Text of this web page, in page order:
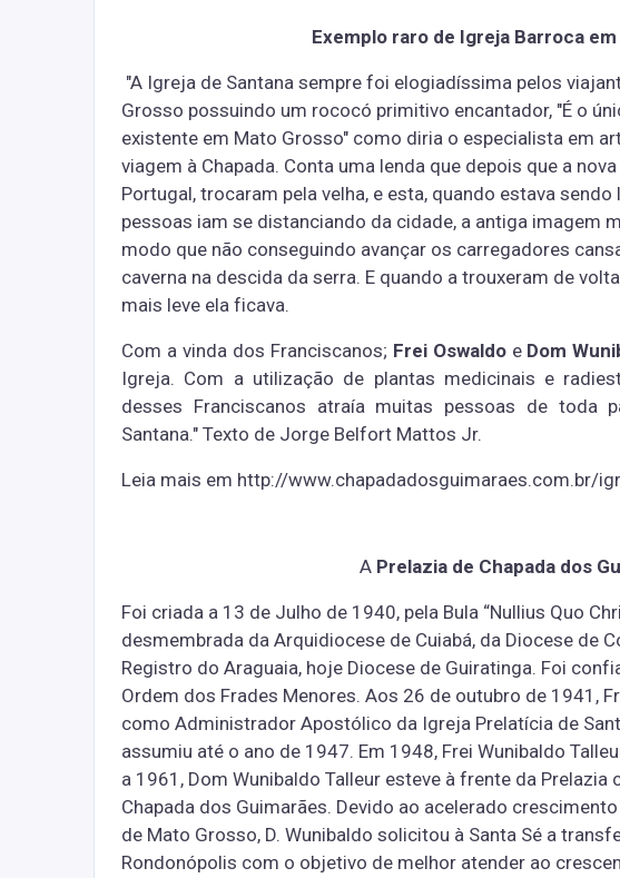
Exemplo raro de Igreja Barroca
"A Igreja de Santana sempre foi elogiadíssima pelos
Grosso possuindo um rococó primitivo encantador, "É o
existente em Mato Grosso" como diria o especialista em
viagem à Chapada. Conta uma lenda que depois que a
Portugal, trocaram pela velha, e esta, quando estava
pessoas iam se distanciando da cidade, a antiga imagem
modo que não conseguindo avançar os carregadores
caverna na descida da serra. E quando a trouxeram de
mais leve ela ficava.
Com a vinda dos Franciscanos; Frei Oswaldoe Dom
Igreja. Com a utilização de plantas medicinais e
desses Franciscanos atraía muitas pessoas de toda
Santana." Texto de Jorge Belfort Mattos Jr.
Leia mais em http://www.chapadadosguimaraes.com.br/
A Prelazia de Chapada dos
Foi criada a 13 de Julho de 1940, pela Bula “Nullius Quo
desmembrada da Arquidiocese de Cuiabá, da Diocese de
Registro do Araguaia, hoje Diocese de Guiratinga. Foi
Ordem dos Frades Menores. Aos 26 de outubro de 1941,
como Administrador Apostólico da Igreja Prelatícia de
assumiu até o ano de 1947. Em 1948, Frei Wunibaldo
a 1961, Dom Wunibaldo Talleur esteve à frente da Prelazia
Chapada dos Guimarães. Devido ao acelerado
de Mato Grosso, D. Wunibaldo solicitou à Santa Sé a
Rondonópolis com o objetivo de melhor atender ao